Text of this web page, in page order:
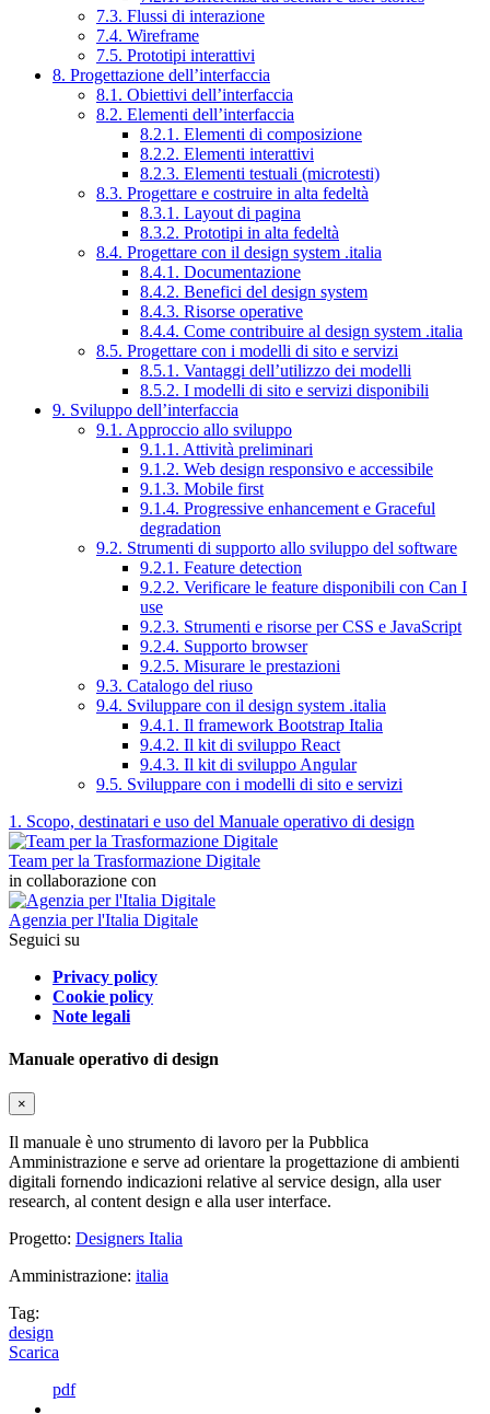
7.3. Flussi di interazione
7.4. Wireframe
7.5. Prototipi interattivi
8. Progettazione dell’interfaccia
8.1. Obiettivi dell’interfaccia
8.2. Elementi dell’interfaccia
8.2.1. Elementi di composizione
8.2.2. Elementi interattivi
8.2.3. Elementi testuali (microtesti)
8.3. Progettare e costruire in alta fedeltà
8.3.1. Layout di pagina
8.3.2. Prototipi in alta fedeltà
8.4. Progettare con il design system .italia
8.4.1. Documentazione
8.4.2. Benefici del design system
8.4.3. Risorse operative
8.4.4. Come contribuire al design system .italia
8.5. Progettare con i modelli di sito e servizi
8.5.1. Vantaggi dell’utilizzo dei modelli
8.5.2. I modelli di sito e servizi disponibili
9. Sviluppo dell’interfaccia
9.1. Approccio allo sviluppo
9.1.1. Attività preliminari
9.1.2. Web design responsivo e accessibile
9.1.3. Mobile first
9.1.4. Progressive enhancement e Graceful
degradation
9.2. Strumenti di supporto allo sviluppo del software
9.2.1. Feature detection
9.2.2. Verificare le feature disponibili con Can I
use
9.2.3. Strumenti e risorse per CSS e JavaScript
9.2.4. Supporto browser
9.2.5. Misurare le prestazioni
9.3. Catalogo del riuso
9.4. Sviluppare con il design system .italia
9.4.1. Il framework Bootstrap Italia
9.4.2. Il kit di sviluppo React
9.4.3. Il kit di sviluppo Angular
9.5. Sviluppare con i modelli di sito e servizi
1. Scopo, destinatari e uso del Manuale operativo di design
Team per la Trasformazione Digitale
in collaborazione con
Agenzia per l'Italia Digitale
Seguici su
Privacy policy
Cookie policy
Note legali
Manuale operativo di design
×
Il manuale è uno strumento di lavoro per la Pubblica
Amministrazione e serve ad orientare la progettazione di ambienti
digitali fornendo indicazioni relative al service design, alla user
research, al content design e alla user interface.
Progetto: Designers Italia
Amministrazione: italia
Tag:
design
Scarica
pdf